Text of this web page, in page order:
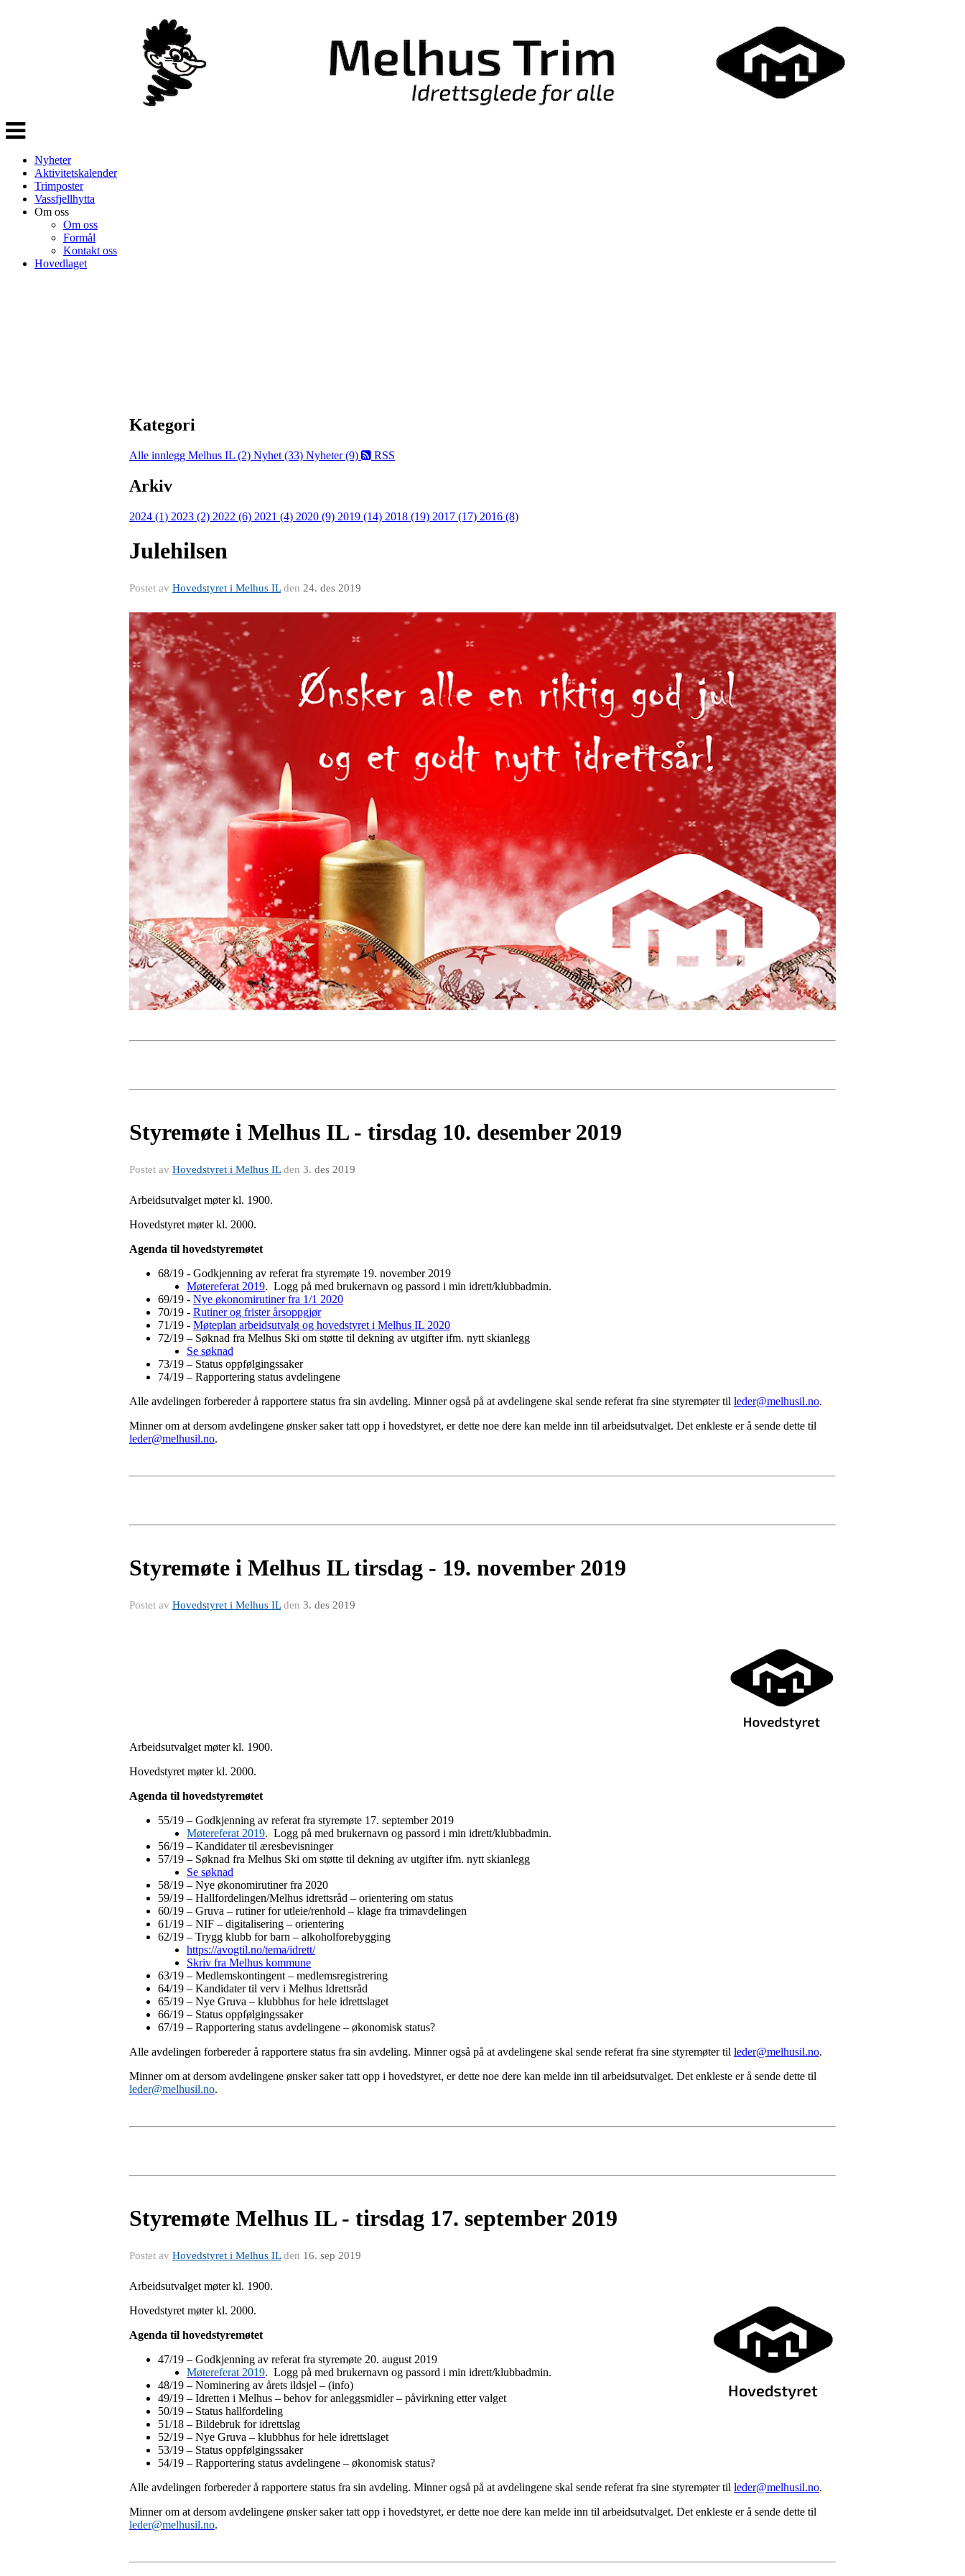
Veksle
navigasjon
Nyheter
Aktivitetskalender
Trimposter
Vassfjellhytta
Om oss
Om oss
Formål
Kontakt oss
Hovedlaget
Kategori
Alle innlegg Melhus IL (2) Nyhet (33) Nyheter (9) RSS
Arkiv
2024 (1) 2023 (2) 2022 (6) 2021 (4) 2020 (9) 2019 (14) 2018 (19) 2017 (17) 2016 (8)
Julehilsen
Postet av Hovedstyret i Melhus ILden 24. des 2019
Styremøte i Melhus IL - tirsdag 10. desember 2019
Postet av Hovedstyret i Melhus ILden 3. des 2019
Arbeidsutvalget møter kl. 1900.
Hovedstyret møter kl. 2000.
Agenda til hovedstyremøtet
68/19 - Godkjenning av referat fra styremøte 19. november 2019
Møtereferat 2019. Logg på med brukernavn og passord i min idrett/klubbadmin.
69/19 - Nye økonomirutiner fra 1/1 2020
70/19 - Rutiner og frister årsoppgjør
71/19 - Møteplan arbeidsutvalg og hovedstyret i Melhus IL 2020
72/19 – Søknad fra Melhus Ski om støtte til dekning av utgifter ifm. nytt skianlegg
Se søknad
73/19 – Status oppfølgingssaker
74/19 – Rapportering status avdelingene
Alle avdelingen forbereder å rapportere status fra sin avdeling. Minner også på at avdelingene skal sende referat fra sine styremøter til leder@melhusil.no.
Minner om at dersom avdelingene ønsker saker tatt opp i hovedstyret, er dette noe dere kan melde inn til arbeidsutvalget. Det enkleste er å sende dette til
leder@melhusil.no.
Styremøte i Melhus IL tirsdag - 19. november 2019
Postet av Hovedstyret i Melhus ILden 3. des 2019
Arbeidsutvalget møter kl. 1900.
Hovedstyret møter kl. 2000.
Agenda til hovedstyremøtet
55/19 – Godkjenning av referat fra styremøte 17. september 2019
Møtereferat 2019. Logg på med brukernavn og passord i min idrett/klubbadmin.
56/19 – Kandidater til æresbevisninger
57/19 – Søknad fra Melhus Ski om støtte til dekning av utgifter ifm. nytt skianlegg
Se søknad
58/19 – Nye økonomirutiner fra 2020
59/19 – Hallfordelingen/Melhus idrettsråd – orientering om status
60/19 – Gruva – rutiner for utleie/renhold – klage fra trimavdelingen
61/19 – NIF – digitalisering – orientering
62/19 – Trygg klubb for barn – alkoholforebygging
https://avogtil.no/tema/idrett/
Skriv fra Melhus kommune
63/19 – Medlemskontingent – medlemsregistrering
64/19 – Kandidater til verv i Melhus Idrettsråd
65/19 – Nye Gruva – klubbhus for hele idrettslaget
66/19 – Status oppfølgingssaker
67/19 – Rapportering status avdelingene – økonomisk status?
Alle avdelingen forbereder å rapportere status fra sin avdeling. Minner også på at avdelingene skal sende referat fra sine styremøter til leder@melhusil.no.
Minner om at dersom avdelingene ønsker saker tatt opp i hovedstyret, er dette noe dere kan melde inn til arbeidsutvalget. Det enkleste er å sende dette til
leder@melhusil.no.
Styremøte Melhus IL - tirsdag 17. september 2019
Postet av Hovedstyret i Melhus ILden 16. sep 2019
Arbeidsutvalget møter kl. 1900.
Hovedstyret møter kl. 2000.
Agenda til hovedstyremøtet
47/19 – Godkjenning av referat fra styremøte 20. august 2019
Møtereferat 2019. Logg på med brukernavn og passord i min idrett/klubbadmin.
48/19 – Nominering av årets ildsjel – (info)
49/19 – Idretten i Melhus – behov for anleggsmidler – påvirkning etter valget
50/19 – Status hallfordeling
51/18 – Bildebruk for idrettslag
52/19 – Nye Gruva – klubbhus for hele idrettslaget
53/19 – Status oppfølgingssaker
54/19 – Rapportering status avdelingene – økonomisk status?
Alle avdelingen forbereder å rapportere status fra sin avdeling. Minner også på at avdelingene skal sende referat fra sine styremøter til leder@melhusil.no.
Minner om at dersom avdelingene ønsker saker tatt opp i hovedstyret, er dette noe dere kan melde inn til arbeidsutvalget. Det enkleste er å sende dette til
leder@melhusil.no.